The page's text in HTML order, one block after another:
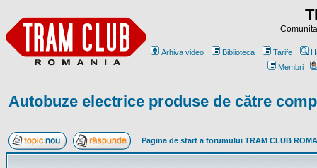
Arhiva video Biblioteca Tarife
Membri
Autobuze electrice produse de către
Pagina de start a forumului TRAM CLUB